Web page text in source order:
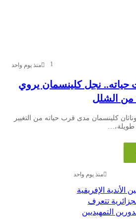
منذ يوم واحد
نجل كلينسمان يروي
مدى قرب حياته من التغيير
منذ يوم واحد
تتعرف